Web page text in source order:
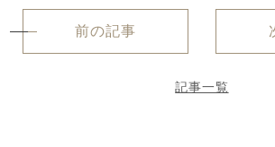
ローション
前の記事
記事一覧